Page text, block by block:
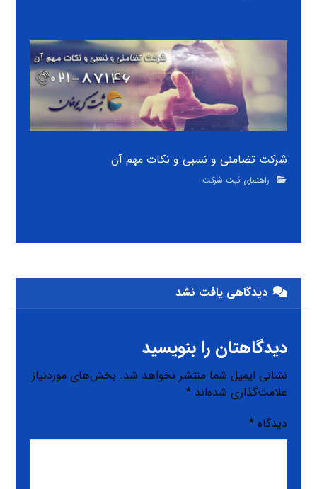
شرکت تضامنی و نسبی و نکات مهم آن
راهنمای ثبت شرکت
دیدگاهی یافت نشد
دیدگاهتان را بنویسید
نشانی ایمیل شما منتشر نخواهد شد. بخش‌های موردنیاز
علامت‌گذاری شده‌اند*
دیدگاه*